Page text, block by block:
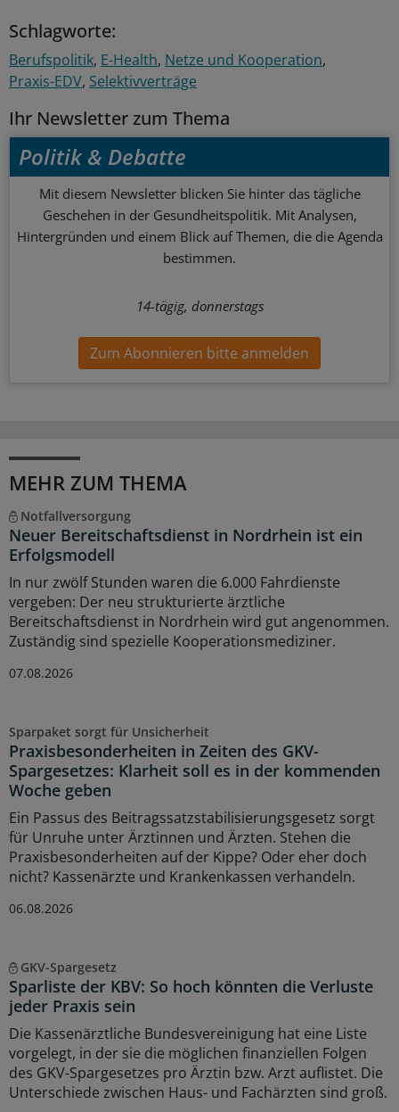
Schlagworte:
Berufspolitik E-Health Netze und Kooperation
Praxis-EDV Selektivverträge
Ihr Newsletter zum Thema
Politik & Debatte
Mit diesem Newsletter blicken Sie hinter das tägliche
Geschehen in der Gesundheitspolitik. Mit Analysen,
Hintergründen und einem Blick auf Themen, die die Agenda
bestimmen.
14-tägig, donnerstags
Zum Abonnieren bitte anmelden
MEHR ZUM THEMA
Notfallversorgung
Neuer Bereitschaftsdienst in Nordrhein ist ein
Erfolgsmodell
In nur zwölf Stunden waren die 6.000 Fahrdienste
vergeben: Der neu strukturierte ärztliche
Bereitschaftsdienst in Nordrhein wird gut angenommen.
Zuständig sind spezielle Kooperationsmediziner.
07.08.2026
Sparpaket sorgt für Unsicherheit
Praxisbesonderheiten in Zeiten des GKV-
Spargesetzes: Klarheit soll es in der kommenden
Woche geben
Ein Passus des Beitragssatzstabilisierungsgesetz sorgt
für Unruhe unter Ärztinnen und Ärzten. Stehen die
Praxisbesonderheiten auf der Kippe? Oder eher doch
nicht? Kassenärzte und Krankenkassen verhandeln.
06.08.2026
GKV-Spargesetz
Sparliste der KBV: So hoch könnten die Verluste
jeder Praxis sein
Die Kassenärztliche Bundesvereinigung hat eine Liste
vorgelegt, in der sie die möglichen finanziellen Folgen
des GKV-Spargesetzes pro Ärztin bzw. Arzt auflistet. Die
Unterschiede zwischen Haus- und Fachärzten sind groß.